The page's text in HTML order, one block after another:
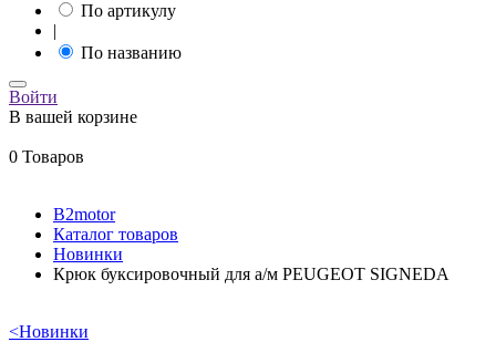
По артикулу
|
По названию
Войти
В вашей корзине
0 Товаров
B2motor
Каталог товаров
Новинки
Крюк буксировочный для а/м PEUGEOT SIGNEDA
<Новинки